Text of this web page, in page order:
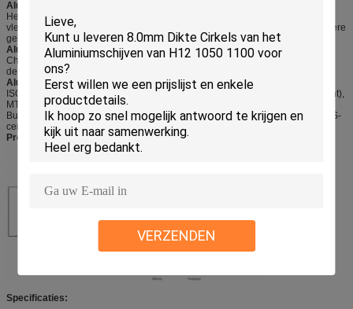
VERZENDEN
Aluminium cirkel
Het product moet vrij zijn van olievlekken, spleten, insluitsels, schrammen,
vlekken, oxide-verkleuring, breuken, corrosie, rolvlekken, vuilstrepen en andere
gebreken die het gebruik belemmeren.
Aluminium cirkel Mechanische eigenschappen:
Chemische composiet en mechanische eigenschappen kunnen voldoen aan
de eisen van GB/T, ASTM, ENAW en JIS-standaard
Aluminium cirkel Certificaat:
ISO9001:2008, SGS en ROHS (op verzoek van de klant, betaald door de klant),
MTC ((fabriek verstrekt), certificaat van oorsprong ((FORM A, FORM E, CO),
Bureau Veritas en SGS (op verzoek van de klant, betaald door de klant), CIQS-
certificaat
Productieprocedure van aluminium ingot tot aluminium cirkels:
Specificaties: